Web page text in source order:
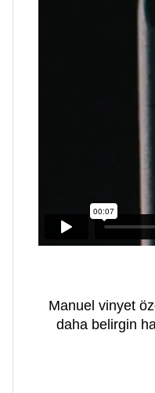
Manuel vinyet
daha belirgin